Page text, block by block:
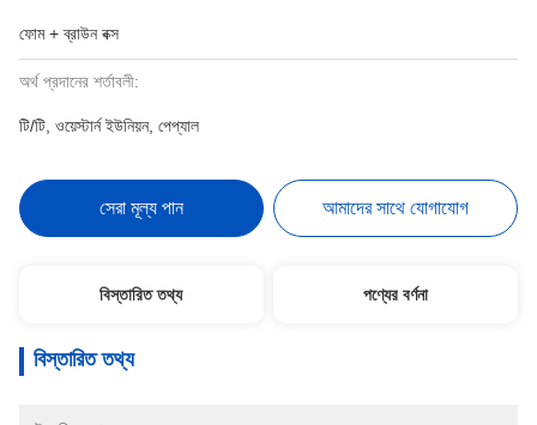
ফোম + ব্রাউন বক্স
অর্থ প্রদানের শর্তাবলী:
টি/টি, ওয়েস্টার্ন ইউনিয়ন, পেপ্যাল
সেরা মূল্য পান আমাদের সাথে যোগাযোগ
বিস্তারিত তথ্য পণ্যের বর্ণনা
বিস্তারিত তথ্য